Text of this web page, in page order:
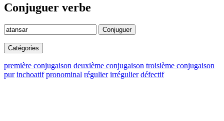
Conjuguer verbe
Conjuguer
Catégories
première conjugaison deuxième conjugaison troisième conjugaison
pur inchoatif pronominal régulier irrégulier défectif